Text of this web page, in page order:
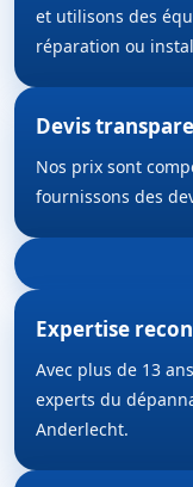
et utilisons des
réparation ou
Devis
Nos prix sont
fournissons des
Expertise
Avec plus de 13
experts du
Anderlecht.